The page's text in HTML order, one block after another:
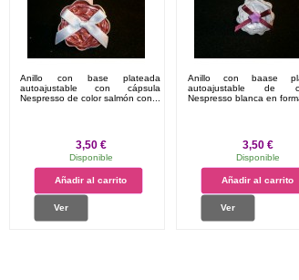
Anillo con base plateada
autoajustable con cápsula
Nespresso de color salmón con...
3,50 €
Disponible
Añadir al carrito
Ver
Anillo con baase
autoajustable de
Nespresso blanca en
3,50 €
Disponible
Añadir al carrito
Ver